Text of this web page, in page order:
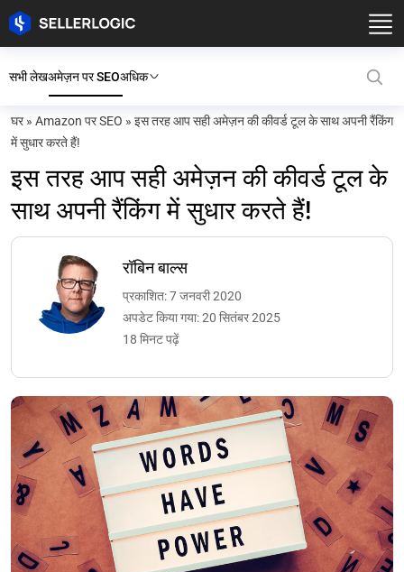
सभी लेखअमेज़न पर SEOअधिक
घर» Amazon पर SEO » इस तरह आप सही अमेज़न की कीवर्ड टूल के साथ अपनी रैंकिंग
में सुधार करते हैं!
इस तरह आप सही अमेज़न की कीवर्ड टूल के
साथ अपनी रैंकिंग में सुधार करते हैं!
रॉबिन बाल्स
प्रकाशित: 7 जनवरी 2020
अपडेट किया गया: 20 सितंबर 2025
18 मिनट पढ़ें